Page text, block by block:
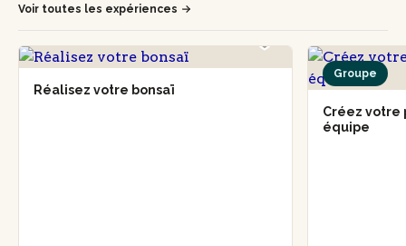
Voir toutes les expériences
Réalisez votre bonsaï
Groupe
Créez
équipe